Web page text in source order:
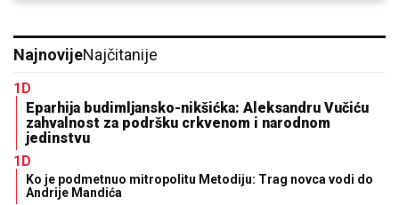
NajnovijeNajčitanije
1D
Eparhija budimljansko-nikšićka: Aleksandru Vučiću
zahvalnost za podršku crkvenom i narodnom
jedinstvu
1D
Ko je podmetnuo mitropolitu Metodiju: Trag novca vodi do
Andrije Mandića